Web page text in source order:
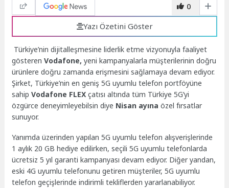
0
Yazı Özetini Göster
Türkiye’nin dijitalleşmesine liderlik etme vizyonuyla faaliyet
gösterenVodafone,yeni kampanyalarla müşterilerinin doğru
ürünlere doğru zamanda erişmesini sağlamaya devam ediyor.
Şirket, Türkiye’nin en geniş 5G uyumlu telefon portföyüne
sahipVodafone FLEX çatısı altında tüm Türkiye 5G’yi
özgürce deneyimleyebilsin diye Nisan ayına özel fırsatlar
sunuyor.
Yanımda üzerinden yapılan 5G uyumlu telefon alışverişlerinde
1 aylık 20 GB hediye edilirken, seçili 5G uyumlu telefonlarda
ücretsiz 5 yıl garanti kampanyası devam ediyor. Diğer yandan,
eski 4G uyumlu telefonunu getiren müşteriler, 5G uyumlu
telefon geçişlerinde indirimli tekliflerden yararlanabiliyor.